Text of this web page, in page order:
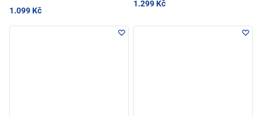
1.099 Kč
1.299 Kč